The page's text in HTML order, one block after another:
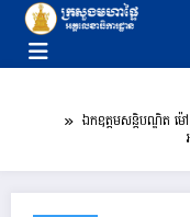
content
ឯកឧត្ដមសន្តិបណ្ឌិត